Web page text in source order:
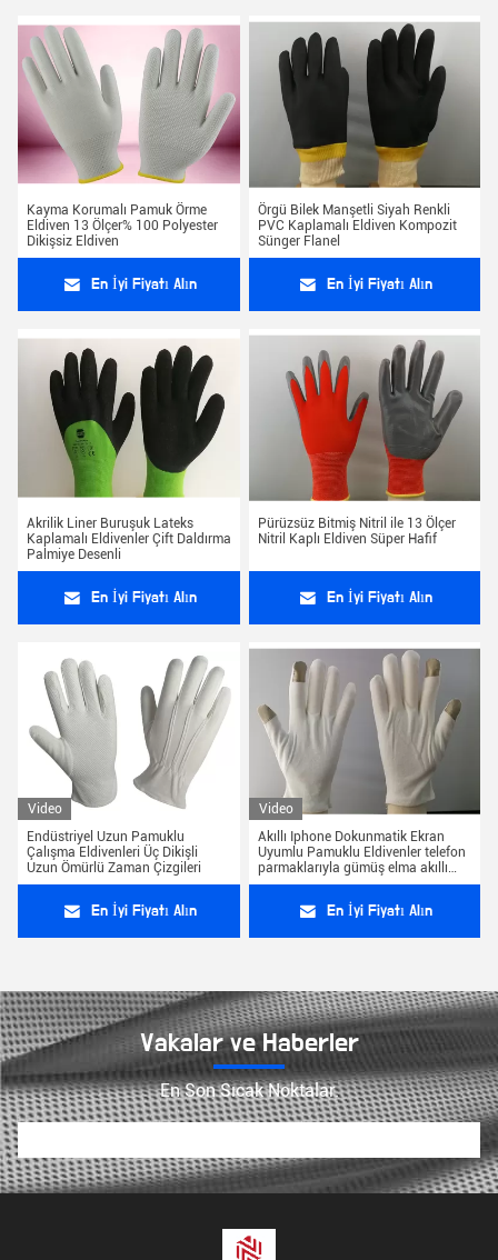
Kayma Korumalı Pamuk Örme
Eldiven 13 Ölçer% 100 Polyester
Dikişsiz Eldiven
En İyi Fiyatı Alın
Örgü Bilek Manşetli Siyah Renkli
PVC Kaplamalı Eldiven Kompozit
Sünger Flanel
En İyi Fiyatı Alın
Akrilik Liner Buruşuk Lateks
Kaplamalı Eldivenler Çift Daldırma
Palmiye Desenli
En İyi Fiyatı Alın
Pürüzsüz Bitmiş Nitril ile 13 Ölçer
Nitril Kaplı Eldiven Süper Hafif
En İyi Fiyatı Alın
Video
Endüstriyel Uzun Pamuklu
Çalışma Eldivenleri Üç Dikişli
Uzun Ömürlü Zaman Çizgileri
En İyi Fiyatı Alın
Video
Akıllı Iphone Dokunmatik Ekran
Uyumlu Pamuklu Eldivenler telefon
parmaklarıyla gümüş elma akıllı
iphone dokunmatik oyun oynama
En İyi Fiyatı Alın
Vakalar ve Haberler
En Son Sıcak Noktalar.